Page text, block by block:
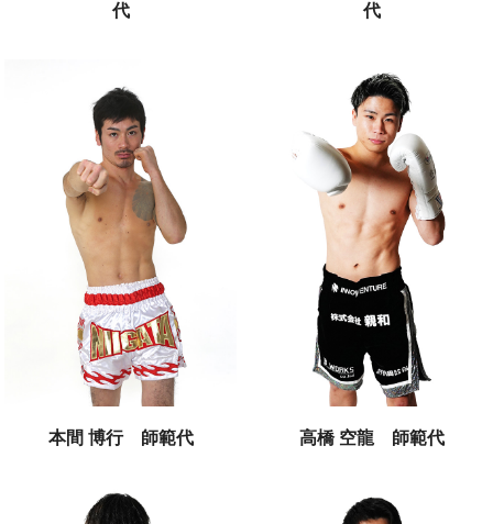
代
代
本間 博行 師範代 高橋 空龍 師範代